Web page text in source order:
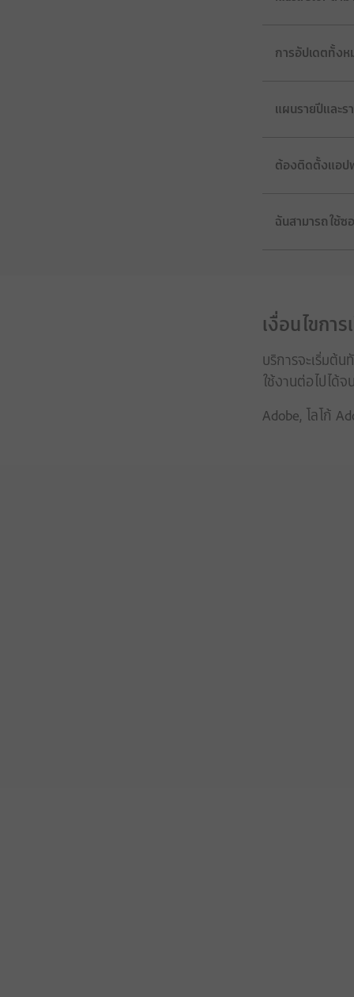
การอัปเดตทั้งห
แผนรายปีและร
ต้องติดตั้งแอป
ฉันสามารถใช้ซ
เงื่อนไขกา
บริการจะเริ่มต้
ใช้งานต่อไปได้
Adobe, โลโก้